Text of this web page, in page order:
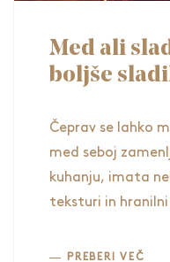
Med ali
boljše
Čeprav se lahko
med seboj
kuhanju, imata
teksturi in
osebnih željah in
PREBERI VEČ